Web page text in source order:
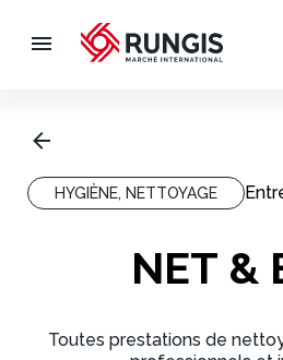
HYGIÈNE, NETTOYAGE
NET &
Toutes prestations de